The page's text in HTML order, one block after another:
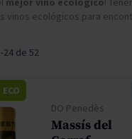
French Bloom
vinos ecológicos para
-24 de 52
DO Penedès
Massís del
ECO